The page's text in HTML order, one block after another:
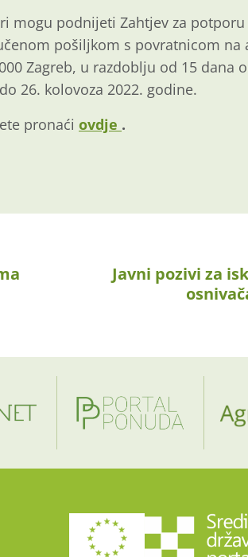
mogu podnijeti Zahtjev za
pošiljkom s povratnicom na
Zagreb, u razdoblju od 15 dana
26. kolovoza 2022. godine.
pronaći ovdje .
Javni pozivi za